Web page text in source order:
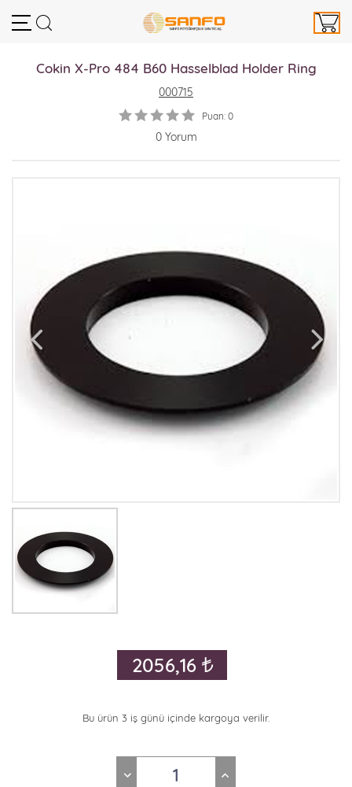
Cokin X-Pro 484 B60 Hasselblad Holder Ring
000715
Puan: 0
0 Yorum
2056,16
Bu ürün 3 iş günü içinde kargoya verilir.